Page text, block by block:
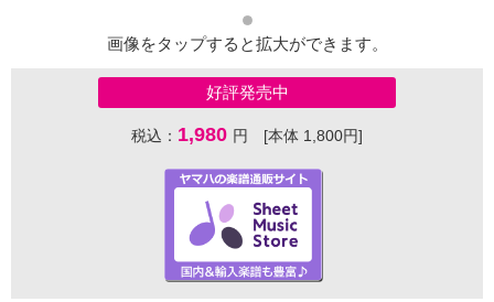
画像をタップすると拡大ができます。
好評発売中
税込： 1,980 円 [本体 1,800円]